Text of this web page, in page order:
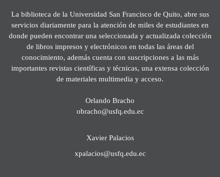
La biblioteca de la Universidad San Francisco de Quito, abre sus
servicios diariamente para la atención de miles de estudiantes en
donde pueden encontrar una seleccionada y actualizada colección
de libros impresos y electrónicos en todas las áreas del
conocimiento, además cuenta con suscripciones a las más
importantes revistas científicas y técnicas, una extensa colección
de materiales multimedia y acceso.
Orlando Bracho
obracho@usfq.edu.ec
Xavier Palacios
xpalacios@usfq.edu.ec